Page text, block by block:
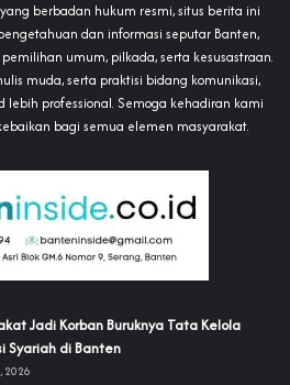
berbadan hukum resmi, situs berita ini
dan informasi seputar Banten,
umum, pilkada, serta kesusastraan.
muda, serta praktisi bidang komunikasi,
lebih professional. Semoga kehadiran kami
bagi semua elemen masyarakat.
Jadi Korban Buruknya Tata Kelola
Syariah di Banten
2026